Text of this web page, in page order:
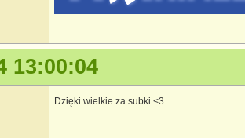
13:00:04
Dzięki wielkie za subki <3